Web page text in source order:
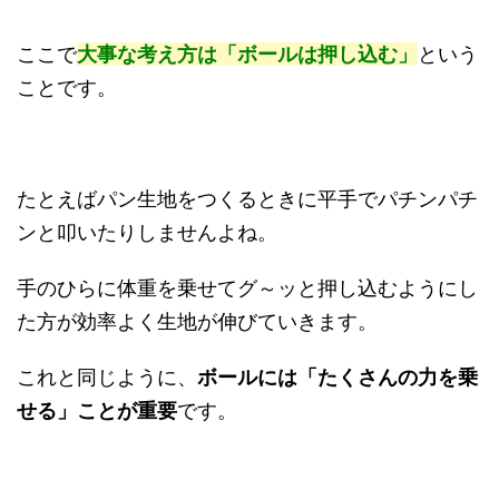
ここで大事な考え方は「ボールは押し込む」
という
ことです。
たとえばパン生地をつくるときに平手でパチンパチ
ンと叩いたりしませんよね。
手のひらに体重を乗せてグ～ッと押し込むようにし
た方が効率よく生地が伸びていきます。
これと同じように、 ボールには「たくさんの力を乗
せる」ことが重要です。